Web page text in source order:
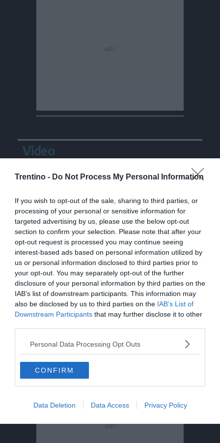
Trentino - Do Not Process My Personal Information
If you wish to opt-out of the sale, sharing to third parties, or
processing of your personal or sensitive information for
targeted advertising by us, please use the below opt-out
section to confirm your selection. Please note that after your
opt-out request is processed you may continue seeing
interest-based ads based on personal information utilized by
us or personal information disclosed to third parties prior to
your opt-out. You may separately opt-out of the further
disclosure of your personal information by third parties on the
IAB’s list of downstream participants. This information may
also be disclosed by us to third parties on the IAB’s List of
Downstream Participants that may further disclose it to other
Personal Data Processing Opt Outs
CONFIRM
Data Deletion Data Access Privacy Policy
Video
Beppe Carletti: «Guccini è stato un
Nomade»